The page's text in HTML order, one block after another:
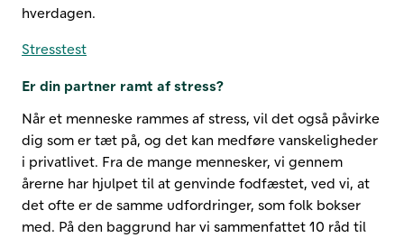
hverdagen.
Stresstest
Er din partner ramt af stress?
Når et menneske rammes af stress, vil det også påvirke
dig som er tæt på, og det kan medføre vanskeligheder
i privatlivet. Fra de mange mennesker, vi gennem
årerne har hjulpet til at genvinde fodfæstet, ved vi, at
det ofte er de samme udfordringer, som folk bokser
med. På den baggrund har vi sammenfattet 10 råd til